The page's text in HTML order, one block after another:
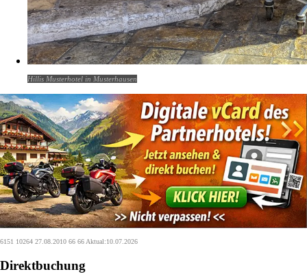
Hillis Musterhotel in Musterhausen
6151 10264 27.08.2010 66 66 Aktual:10.07.2026
Direktbuchung